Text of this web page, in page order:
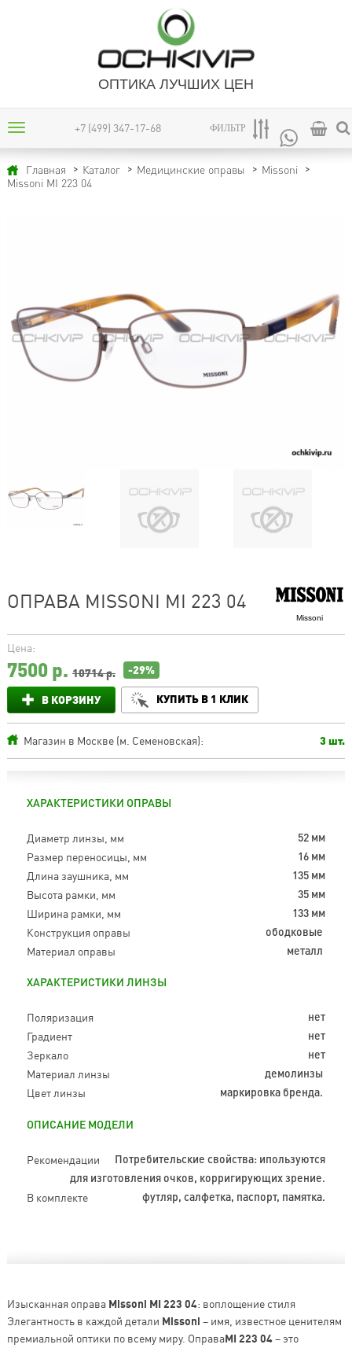
ОПТИКА ЛУЧШИХ ЦЕН
+7 (499) 347-17-68 ФИЛЬТР
Главная Каталог Медицинские оправы
Missoni
Missoni MI 223 04
Missoni
ОПРАВА MISSONI MI 223 04
Цена:
7500р. 10714 р. -29%
В КОРЗИНУ КУПИТЬ В 1 КЛИК
Магазин в Москве (м. Семеновская): 3 шт.
ХАРАКТЕРИСТИКИ ОПРАВЫ
Диаметр линзы, мм 52 мм
Размер переносицы, мм 16 мм
Длина заушника, мм 135 мм
Высота рамки, мм 35 мм
Ширина рамки, мм 133 мм
Конструкция оправы ободковые
Материал оправы металл
ХАРАКТЕРИСТИКИ ЛИНЗЫ
Поляризация нет
Градиент нет
Зеркало нет
Материал линзы демолинзы
Цвет линзы маркировка бренда.
ОПИСАНИЕ МОДЕЛИ
Рекомендации
Потребительские свойства: ипользуются
для изготовления очков, корригирующих зрение.
В комплекте футляр, салфетка, паспорт, памятка.
Изысканная оправа Missoni MI 223 04: воплощение стиля
Элегантность в каждой детали Missoni – имя, известное ценителям
премиальной оптики по всему миру. ОправаMI 223 04– это